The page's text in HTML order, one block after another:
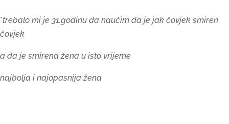
*trebalo mi je 31.godinu da naučim da je jak čovjek smiren
čovjek
a da je smirena žena u isto vrijeme
najbolja i najopasnija žena